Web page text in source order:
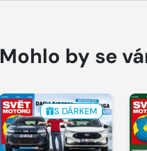
Mohlo by se
S DÁRKEM